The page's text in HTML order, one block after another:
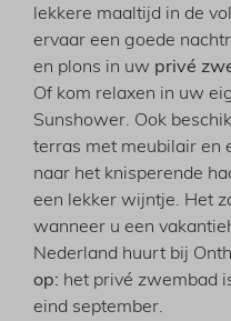
lekkere maaltijd in de
ervaar een goede
en plons in uw privé
Of kom relaxen in uw
Sunshower. Ook
terras met meubilair en
naar het knisperende
een lekker wijntje. Het
wanneer u een
Nederland huurt bij
op: het privé zwembad
eind september.